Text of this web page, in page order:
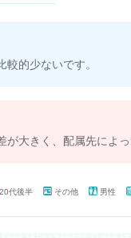
的少ないです。
が大きく、配属先によ
20代後半 その他 男性